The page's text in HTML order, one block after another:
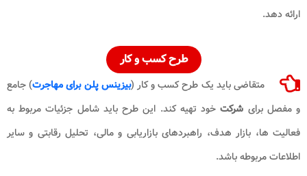
ارائه دهد.
طرح کسب و کار
متقاضی باید یک طرح کسب و کار (بیزینس پلن برای مهاجرت) جامع
و مفصل برای شرکت خود تهیه کند. این طرح باید شامل جزئیات مربوط به
فعالیت ها، بازار هدف، راهبردهای بازاریابی و مالی، تحلیل رقابتی و سایر
اطلاعات مربوطه باشد.